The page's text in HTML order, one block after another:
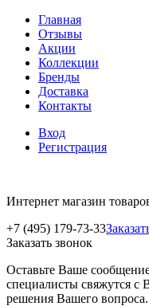
Главная
Отзывы
Акции
Коллекции
Бренды
Доставка
Контакты
Вход
Регистрация
Интернет магазин
+7 (495) 179-73-33
Заказать звонок
Оставьте Ваше
специалисты свяжутся с
решения Вашего вопроса.